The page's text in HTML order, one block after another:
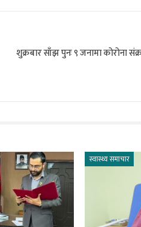
शुक्रबार साँझ पुनः ९ जनामा कोरोना
स्वास्थ्य समाचार